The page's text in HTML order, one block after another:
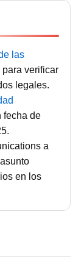
las
verificar
legales.
fecha de
a
en los